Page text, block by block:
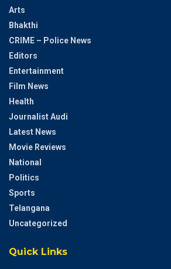
Arts
Bhakthi
CRIME – Police News
Editors
Entertainment
Film News
Health
Journalist Audi
Latest News
Movie Reviews
National
Politics
Sports
Telangana
Uncategorized
Quick Links